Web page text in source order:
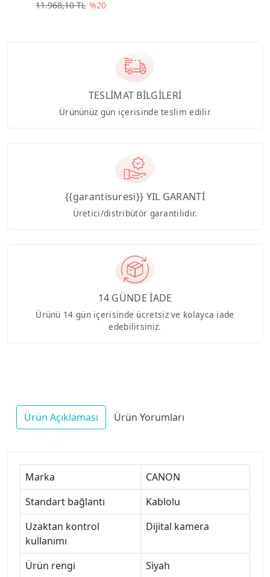
11.968,10 TL %20
TESLİMAT BİLGİLERİ
Ürününüz gün içerisinde teslim edilir
{{garantisuresi}} YIL GARANTİ
Üretici/distribütör garantilidir.
14 GÜNDE İADE
Ürünü 14 gün içerisinde ücretsiz ve kolayca iade
edebilirsiniz.
Ürün Açıklaması Ürün Yorumları
Marka
CANON
Standart bağlantı
Kablolu
Uzaktan kontrol
kullanımı
Dijital kamera
Ürün rengi
Siyah